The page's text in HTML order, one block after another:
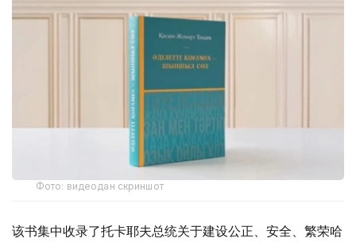
Фото: видеодан скриншот
该书集中收录了托卡耶夫总统关于建设公正、安全、繁荣哈